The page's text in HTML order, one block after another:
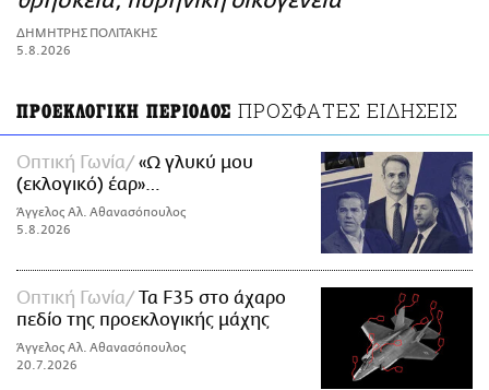
ΑΜΠΑ
PRINT
ΔΗΜΗΤΡΗΣ ΠΟΛΙΤΑΚΗΣ
5.8.2026
ΠΡΟΕΚΛΟΓΙΚΗ ΠΕΡΙΟΔΟΣ ΠΡΟΣΦΑΤΕΣ ΕΙΔΗΣΕΙΣ
Οπτική Γωνία
«Ω γλυκύ μου
(εκλογικό) έαρ»…
Άγγελος Αλ. Αθανασόπουλος
5.8.2026
Οπτική Γωνία
Τα F35 στο άχαρο
πεδίο της προεκλογικής μάχης
Άγγελος Αλ. Αθανασόπουλος
20.7.2026